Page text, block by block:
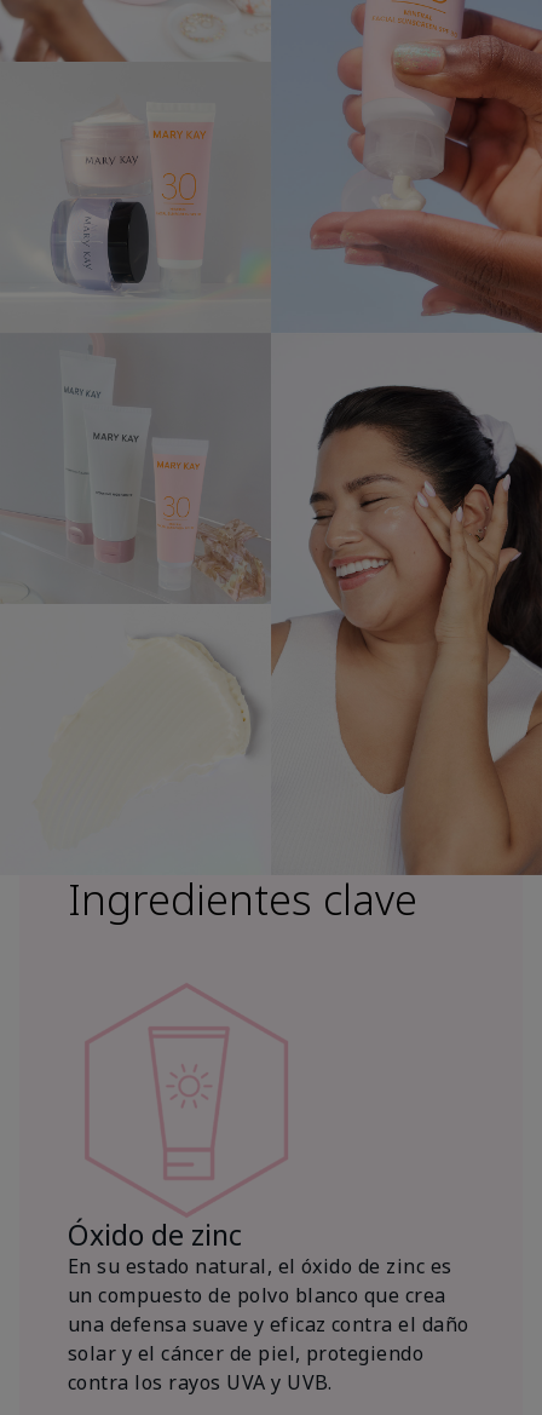
Ingredientes clave
Óxido de zinc
En su estado natural, el óxido de zinc es
un compuesto de polvo blanco que crea
una defensa suave y eficaz contra el daño
solar y el cáncer de piel, protegiendo
contra los rayos UVA y UVB.